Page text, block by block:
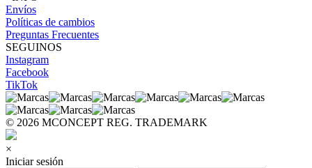
Envíos
Políticas de cambios
Preguntas Frecuentes
SEGUINOS
Instagram
Facebook
TikTok
© 2026 MCONCEPT REG. TRADEMARK
×
Iniciar sesión